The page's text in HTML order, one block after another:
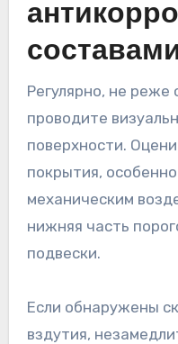
Регулярно, не реже
проводите
поверхности.
покрытия,
механическим
нижняя часть
подвески.
Если обнаружены
вздутия,